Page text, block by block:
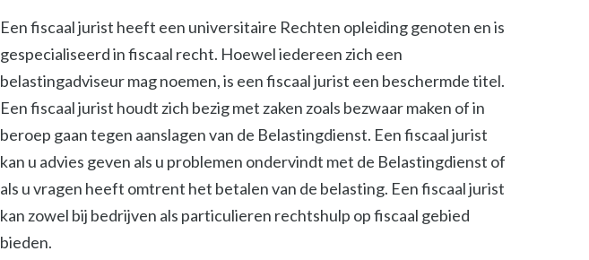
Een fiscaal jurist heeft een universitaire Rechten opleiding genoten en is
gespecialiseerd in fiscaal recht. Hoewel iedereen zich een
belastingadviseur mag noemen, is een fiscaal jurist een beschermde titel.
Een fiscaal jurist houdt zich bezig met zaken zoals bezwaar maken of in
beroep gaan tegen aanslagen van de Belastingdienst. Een fiscaal jurist
kan u advies geven als u problemen ondervindt met de Belastingdienst of
als u vragen heeft omtrent het betalen van de belasting. Een fiscaal jurist
kan zowel bij bedrijven als particulieren rechtshulp op fiscaal gebied
bieden.